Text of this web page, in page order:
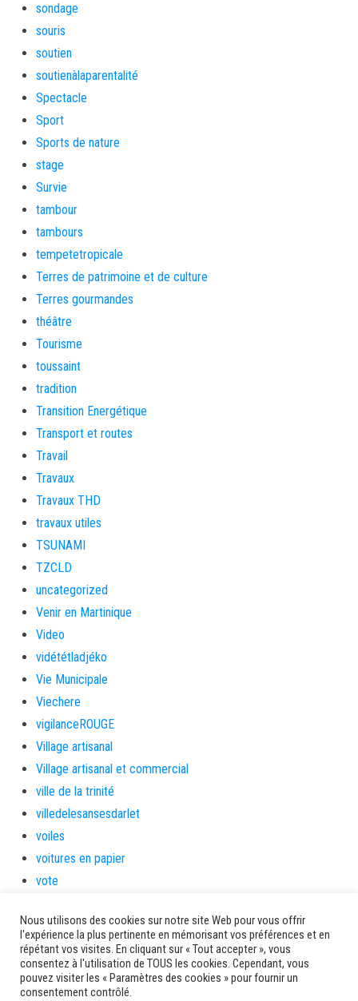
sondage
souris
soutien
soutienàlaparentalité
Spectacle
Sport
Sports de nature
stage
Survie
tambour
tambours
tempetetropicale
Terres de patrimoine et de culture
Terres gourmandes
théâtre
Tourisme
toussaint
tradition
Transition Energétique
Transport et routes
Travail
Travaux
Travaux THD
travaux utiles
TSUNAMI
TZCLD
uncategorized
Venir en Martinique
Video
vidététladjéko
Vie Municipale
Viechere
vigilanceROUGE
Village artisanal
Village artisanal et commercial
ville de la trinité
villedelesansesdarlet
voiles
voitures en papier
vote
Ancien site AMM
Nous utilisons des cookies sur notre site Web pour vous offrir
l'expérience la plus pertinente en mémorisant vos préférences et en
répétant vos visites. En cliquant sur « Tout accepter », vous
consentez à l'utilisation de TOUS les cookies. Cependant, vous
pouvez visiter les « Paramètres des cookies » pour fournir un
consentement contrôlé.